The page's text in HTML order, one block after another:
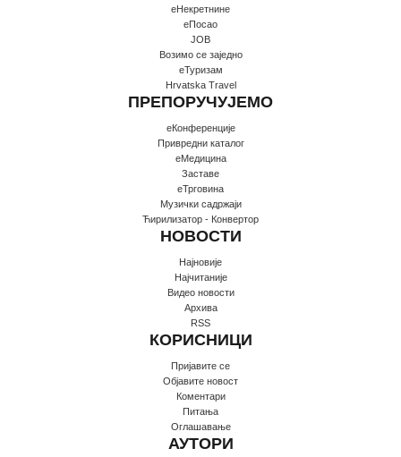
еНекретнине
еПосао
JOB
Возимо се заједно
еТуризам
Hrvatska Travel
ПРЕПОРУЧУЈЕМО
еКонференције
Привредни каталог
еМедицина
Заставе
еТрговина
Музички садржаји
Ћирилизатор - Конвертор
НОВОСТИ
Најновије
Најчитаније
Видео новости
Архива
RSS
КОРИСНИЦИ
Пријавите се
Oбјавите новост
Коментари
Питања
Оглашавање
АУТОРИ